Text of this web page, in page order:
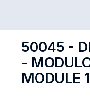
50045 -
-
MODULE